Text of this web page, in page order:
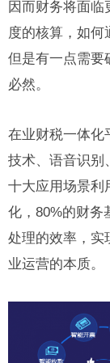
因而财务将面临
度的核算，如何
但是有一点需要
必然。
在业财税一体化
技术、语音识别
十大应用场景利
化，80%的财务
处理的效率，实
业运营的本质。